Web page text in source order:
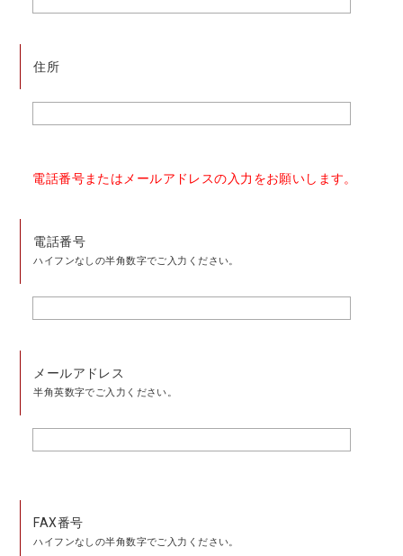
住所
電話番号またはメールアドレスの入力をお願いします。
電話番号
ハイフンなしの半角数字でご入力ください。
メールアドレス
半角英数字でご入力ください。
FAX番号
ハイフンなしの半角数字でご入力ください。